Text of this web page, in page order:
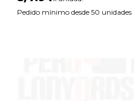
Pedido mínimo desde 50 unidades